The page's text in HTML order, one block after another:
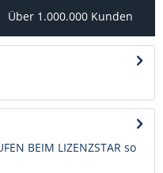
Über 1.000.000 Kunden
BEIM LIZENZSTAR so